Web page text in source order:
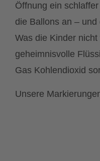
Öffnung ein
die Ballons an –
Was die Kinder
geheimnisvolle
Gas Kohlendioxid
Unsere